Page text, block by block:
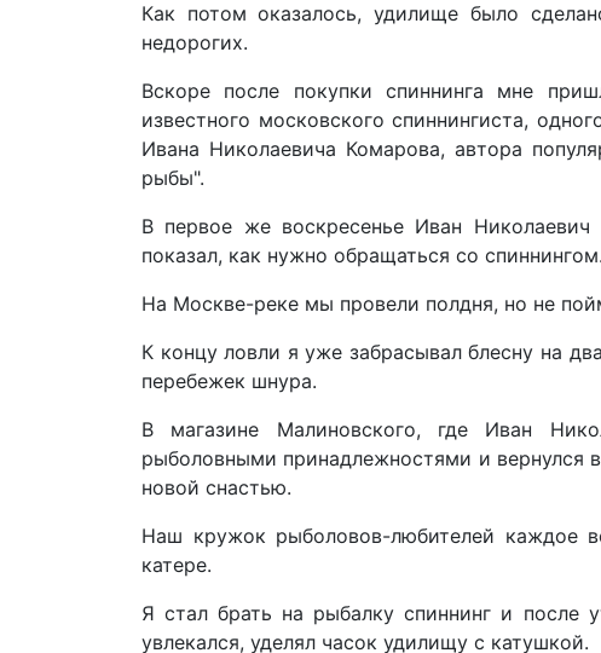
Как потом оказалось, удилище было
недорогих.
Вскоре после покупки спиннинга мне
известного московского спиннингиста,
Ивана Николаевича Комарова, автора
рыбы".
В первое же воскресенье Иван
показал, как нужно обращаться со спиннингом.
На Москве-реке мы провели полдня, но не
К концу ловли я уже забрасывал блесну на
перебежек шнура.
В магазине Малиновского, где Иван
рыболовными принадлежностями и вернулся
новой снастью.
Наш кружок рыболовов-любителей каждое
катере.
Я стал брать на рыбалку спиннинг и после
увлекался, уделял часок удилищу с катушкой.